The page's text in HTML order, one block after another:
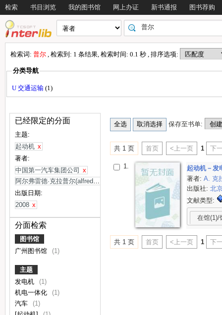
检索 书目浏览 我的图书馆 网上办证 新书通报 图书荐购
检索词: 普尔 , 检索到: 1 条结果, 检索时间: 0.1 秒 , 排序选项:
分类导航
U 交通运输 (1)
已经限定的分面
主题:
起动机 x
著者:
中国第一汽车集团公司 x
出版日期:
2008 x
分面检索
图书馆
广州图书馆
(1)
主题
发电机
(1)
机电一体化
(1)
汽车
(1)
保存至书单:
共 1 页 首页 <上一页 1 下
1.
起动机－发
著者:A. 克
出版社:北
文献类型:
在馆(1)/
共 1 页 首页 <上一页 1 下